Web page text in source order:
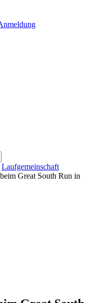
Laufgemeinschaft
Great South Run in